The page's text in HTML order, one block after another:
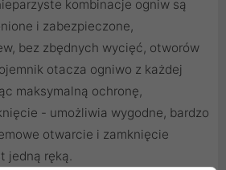
kombinacje ogniw są
i zabezpieczone,
bez zbędnych wycięć, otworów
otacza ogniwo z każdej
maksymalną ochronę,
- umożliwia wygodne, bardzo
otwarcie i zamknięcie
jedną ręką.